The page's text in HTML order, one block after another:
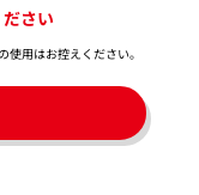
さい
用はお控えください。​